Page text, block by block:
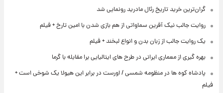
گران‌ترین خرید تاریخ رئال مادرید رونمایی شد
روایت جالب نیک آفرین سماواتی از هم بازی شدن با امین تارخ + فیلم
یک روایت جالب از زبان بدن و انواع لبخند + فیلم
بهره گیری از معماری ایرانی در طرح های ایتالیایی برا مقابله با گرما
پادشاه کوه ها در منظومه شمسی / اورست در برابر این هیولا یک شوخی است +
فیلم